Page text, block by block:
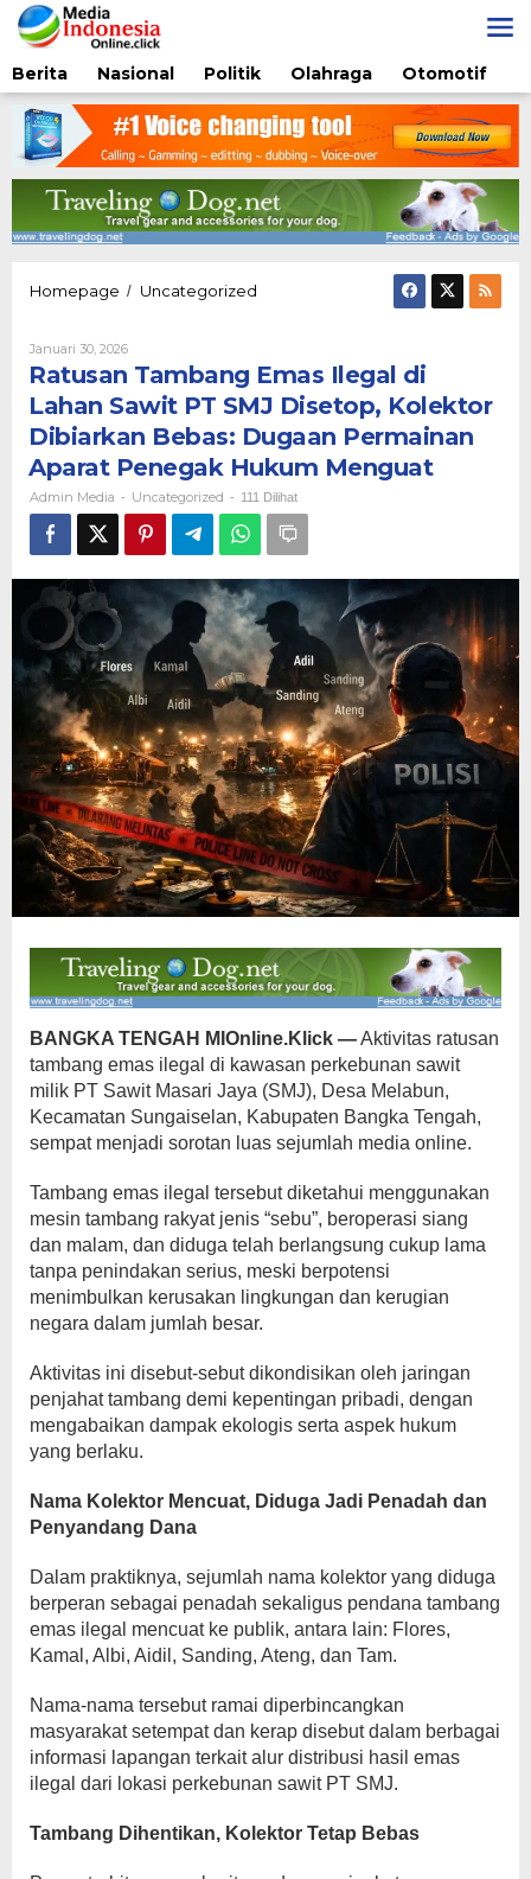
Lewati
ke
konten
Berita
Nasional Politik Olahraga Otomotif
Homepage / Uncategorized
di
Lahan
Sawit
PT
SMJ
Disetop,
Kolektor
Dibiarkan
Bebas:
Permainan
Aparat
Penegak
Hukum
Menguat
Januari 30, 2026Oleh
Media
Ratusan Tambang Emas Ilegal di
Lahan Sawit PT SMJ Disetop, Kolektor
Dibiarkan Bebas: Dugaan Permainan
Aparat Penegak Hukum Menguat
Admin Media - Uncategorized - 111 Dilihat
BANGKA TENGAH MIOnline.Klick —Aktivitas ratusan
tambang emas ilegal di kawasan perkebunan sawit
milik PT Sawit Masari Jaya (SMJ), Desa Melabun,
Kecamatan Sungaiselan, Kabupaten Bangka Tengah,
sempat menjadi sorotan luas sejumlah media online.
Tambang emas ilegal tersebut diketahui menggunakan
mesin tambang rakyat jenis “sebu”, beroperasi siang
dan malam, dan diduga telah berlangsung cukup lama
tanpa penindakan serius, meski berpotensi
menimbulkan kerusakan lingkungan dan kerugian
negara dalam jumlah besar.
Aktivitas ini disebut-sebut dikondisikan oleh jaringan
penjahat tambang demi kepentingan pribadi, dengan
mengabaikan dampak ekologis serta aspek hukum
yang berlaku.
Nama Kolektor Mencuat, Diduga Jadi Penadah dan
Penyandang Dana
Dalam praktiknya, sejumlah nama kolektor yang diduga
berperan sebagai penadah sekaligus pendana tambang
emas ilegal mencuat ke publik, antara lain: Flores,
Kamal, Albi, Aidil, Sanding, Ateng, dan Tam.
Nama-nama tersebut ramai diperbincangkan
masyarakat setempat dan kerap disebut dalam berbagai
informasi lapangan terkait alur distribusi hasil emas
ilegal dari lokasi perkebunan sawit PT SMJ.
Tambang Dihentikan, Kolektor Tetap Bebas